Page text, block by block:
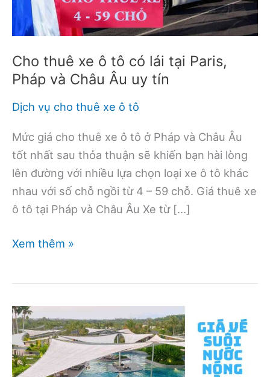
Cho thuê xe ô tô có lái tại Paris,
Pháp và Châu Âu uy tín
Dịch vụ cho thuê xe ô tô
Mức giá cho thuê xe ô tô ở Pháp và Châu Âu
tốt nhất sau thỏa thuận sẽ khiến bạn hài lòng
lên đường với nhiều lựa chọn loại xe ô tô khác
nhau với số chỗ ngồi từ 4 – 59 chỗ. Giá thuê xe
ô tô tại Pháp và Châu Âu Xe từ […]
Cho
tô
có
lái
tại
Xem thêm »